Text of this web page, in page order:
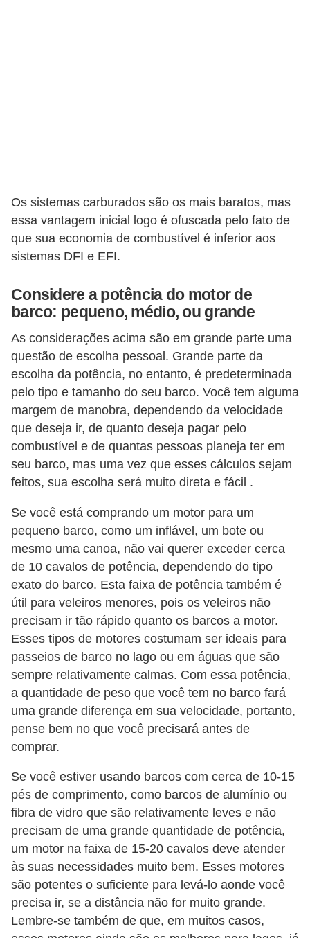
Os sistemas carburados são os mais baratos, mas
essa vantagem inicial logo é ofuscada pelo fato de
que sua economia de combustível é inferior aos
sistemas DFI e EFI.
Considere a potência do motor de
barco: pequeno, médio, ou grande
As considerações acima são em grande parte uma
questão de escolha pessoal. Grande parte da
escolha da potência, no entanto, é predeterminada
pelo tipo e tamanho do seu barco. Você tem alguma
margem de manobra, dependendo da velocidade
que deseja ir, de quanto deseja pagar pelo
combustível e de quantas pessoas planeja ter em
seu barco, mas uma vez que esses cálculos sejam
feitos, sua escolha será muito direta e fácil .
Se você está comprando um motor para um
pequeno barco, como um inflável, um bote ou
mesmo uma canoa, não vai querer exceder cerca
de 10 cavalos de potência, dependendo do tipo
exato do barco. Esta faixa de potência também é
útil para veleiros menores, pois os veleiros não
precisam ir tão rápido quanto os barcos a motor.
Esses tipos de motores costumam ser ideais para
passeios de barco no lago ou em águas que são
sempre relativamente calmas. Com essa potência,
a quantidade de peso que você tem no barco fará
uma grande diferença em sua velocidade, portanto,
pense bem no que você precisará antes de
comprar.
Se você estiver usando barcos com cerca de 10-15
pés de comprimento, como barcos de alumínio ou
fibra de vidro que são relativamente leves e não
precisam de uma grande quantidade de potência,
um motor na faixa de 15-20 cavalos deve atender
às suas necessidades muito bem. Esses motores
são potentes o suficiente para levá-lo aonde você
precisa ir, se a distância não for muito grande.
Lembre-se também de que, em muitos casos,